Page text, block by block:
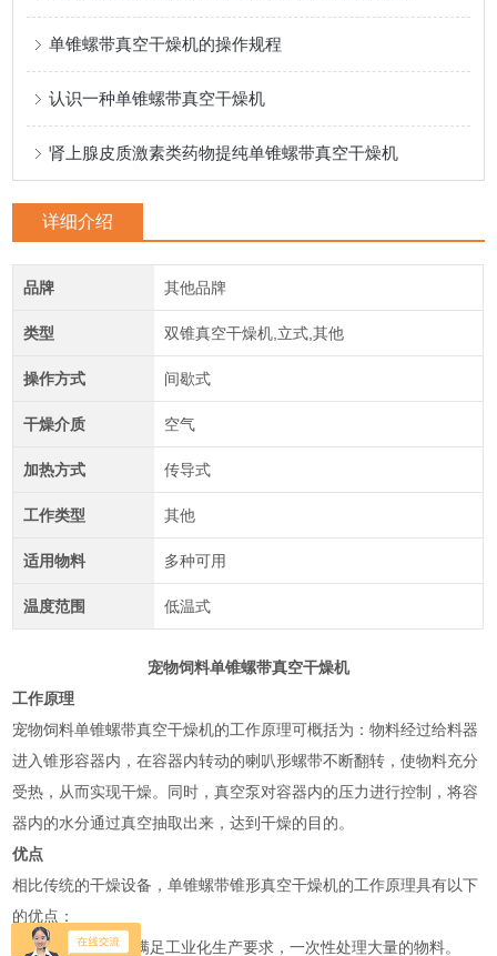
单锥螺带真空干燥机的操作规程
认识一种单锥螺带真空干燥机
肾上腺皮质激素类药物提纯单锥螺带真空干燥机
详细介绍
品牌 其他品牌
类型 双锥真空干燥机,立式,其他
操作方式 间歇式
干燥介质 空气
加热方式 传导式
工作类型 其他
适用物料 多种可用
温度范围 低温式
宠物饲料单锥螺带真空干燥机
工作原理
宠物饲料单锥螺带真空干燥机的工作原理可概括为：物料经过给料器
进入锥形容器内，在容器内转动的喇叭形螺带不断翻转，使物料充分
受热，从而实现干燥。同时，真空泵对容器内的压力进行控制，将容
器内的水分通过真空抽取出来，达到干燥的目的。
优点
相比传统的干燥设备，单锥螺带锥形真空干燥机的工作原理具有以下
的优点：
1.处理量大，可以满足工业化生产要求，一次性处理大量的物料。